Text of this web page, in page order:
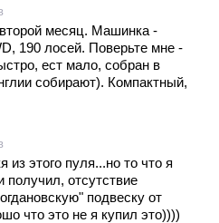
месяц. Машинка -
190 лосей. Поверьте мне -
ест мало, собран в
собирают). Компактный,
а что еще надо для
заметно отличается от
и неинтересных
его прелесть. Как говорится
Мне лично Джук очень
судить, еще и потому, что
знаю...
из этого пуля...но то что я
получил, отсутствие
подвеску от
что это не я купил это))))